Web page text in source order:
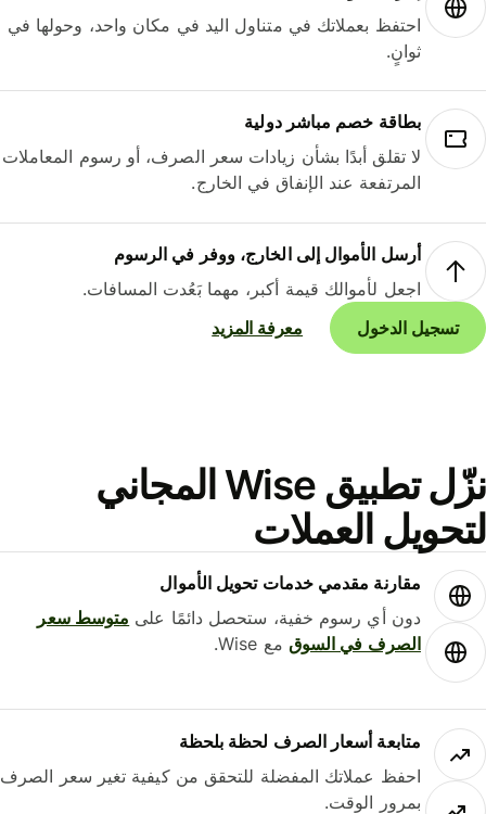
احتفظ بعملاتك في متناول اليد في مكان واحد، وحولها في
ثوانٍ.
بطاقة خصم مباشر دولية
لا تقلق أبدًا بشأن زيادات سعر الصرف، أو رسوم المعاملات
المرتفعة عند الإنفاق في الخارج.
أرسل الأموال إلى الخارج، ووفر في الرسوم
اجعل لأموالك قيمة أكبر، مهما بَعُدت المسافات.
تسجيل الدخول
معرفة المزيد
نزّل تطبيق Wise المجاني
العملات
مقارنة مقدمي خدمات تحويل الأموال
دون أي رسوم خفية، ستحصل دائمًا علىمتوسط ​​سعر
الصرف في السوقمع Wise.
متابعة أسعار الصرف لحظة بلحظة
احفظ عملاتك المفضلة للتحقق من كيفية تغير سعر الصرف
بمرور الوقت.